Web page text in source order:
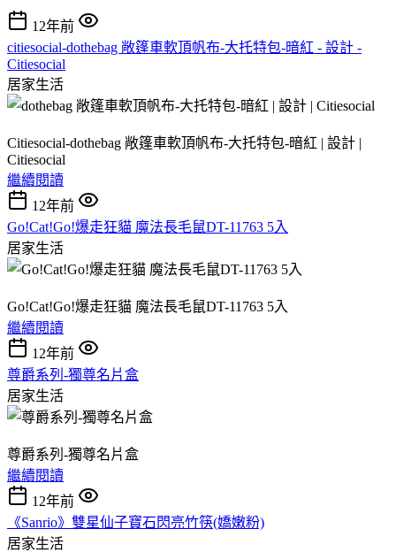
12年前
citiesocial-dothebag 敞篷車軟頂帆布-大托特包-暗紅 - 設計 -
Citiesocial
居家生活
Citiesocial-dothebag 敞篷車軟頂帆布-大托特包-暗紅 | 設計 |
Citiesocial
繼續閱讀
12年前
Go!Cat!Go!爆走狂貓 魔法長毛鼠DT-11763 5入
居家生活
Go!Cat!Go!爆走狂貓 魔法長毛鼠DT-11763 5入
繼續閱讀
12年前
尊爵系列-獨尊名片盒
居家生活
尊爵系列-獨尊名片盒
繼續閱讀
12年前
《Sanrio》雙星仙子寶石閃亮竹筷(嬌嫩粉)
居家生活